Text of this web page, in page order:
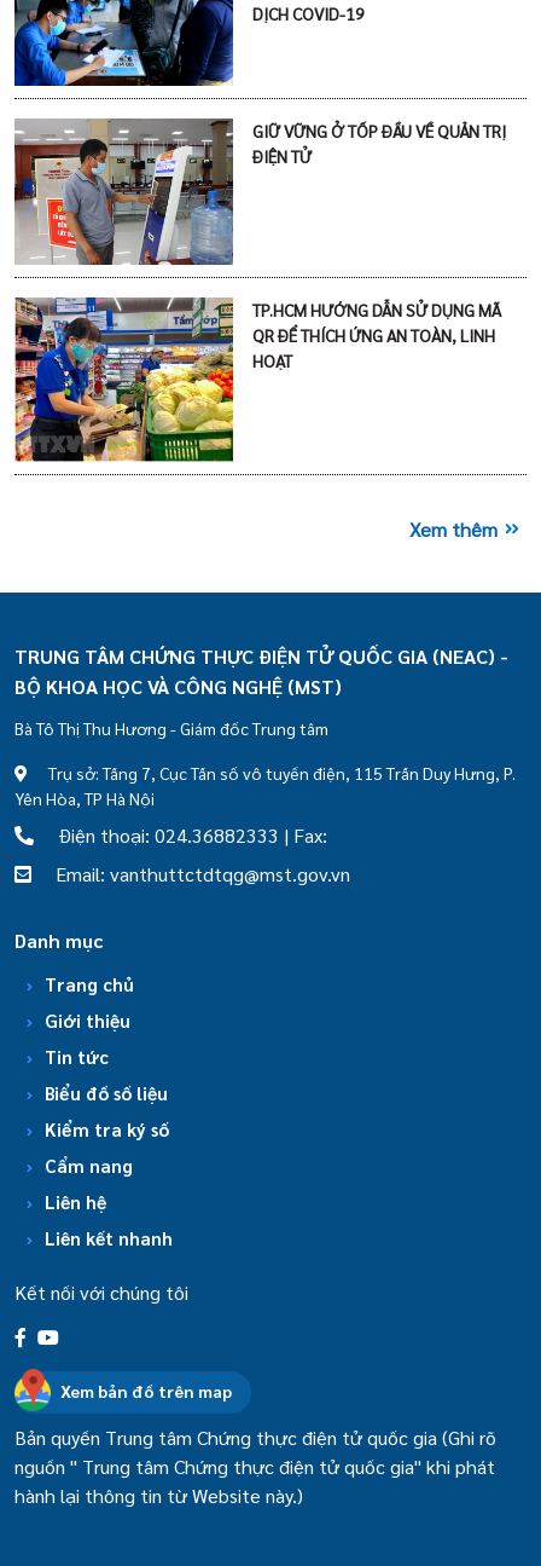
DỊCH COVID-19
GIỮ VỮNG Ở TỐP ĐẦU VỀ QUẢN TRỊ
ĐIỆN TỬ
TP.HCM HƯỚNG DẪN SỬ DỤNG MÃ
QR ĐỂ THÍCH ỨNG AN TOÀN, LINH
HOẠT
Xem thêm
TRUNG TÂM CHỨNG THỰC ĐIỆN TỬ QUỐC GIA (NEAC) -
BỘ KHOA HỌC VÀ CÔNG NGHỆ (MST)
Bà Tô Thị Thu Hương - Giám đốc Trung tâm
Trụ sở: Tầng 7, Cục Tần số vô tuyến điện, 115 Trần Duy Hưng, P.
Yên Hòa, TP Hà Nội
Điện thoại: 024.36882333 | Fax:
Email: vanthuttctdtqg@mst.gov.vn
Danh mục
Trang chủ
Giới thiệu
Tin tức
Biểu đồ số liệu
Kiểm tra ký số
Cẩm nang
Liên hệ
Liên kết nhanh
Kết nối với chúng tôi
Xem bản đồ trên map
Bản quyền Trung tâm Chứng thực điện tử quốc gia (Ghi rõ
nguồn " Trung tâm Chứng thực điện tử quốc gia" khi phát
hành lại thông tin từ Website này.)